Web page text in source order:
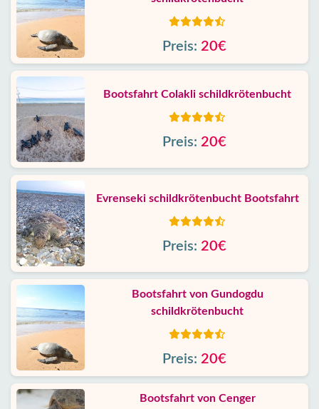
Preis: 20€
Bootsfahrt Colakli schildkrötenbucht
Preis: 20€
Evrenseki schildkrötenbucht Bootsfahrt
Preis: 20€
Bootsfahrt von Gundogdu
schildkrötenbucht
Preis: 20€
Bootsfahrt von Cenger